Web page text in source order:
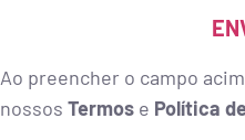
Ao preencher o campo
nossos Termos e Política